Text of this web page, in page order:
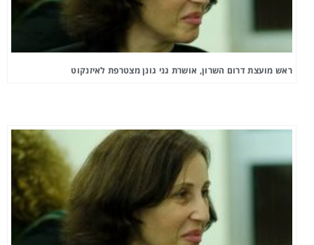
ראש מועצת דרום השרון, אושרת גני גונן מצטרפת לאיזנקוט